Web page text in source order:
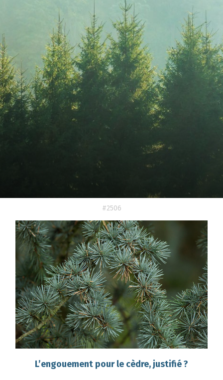
#2506
L’engouement pour le cèdre, justifié ?